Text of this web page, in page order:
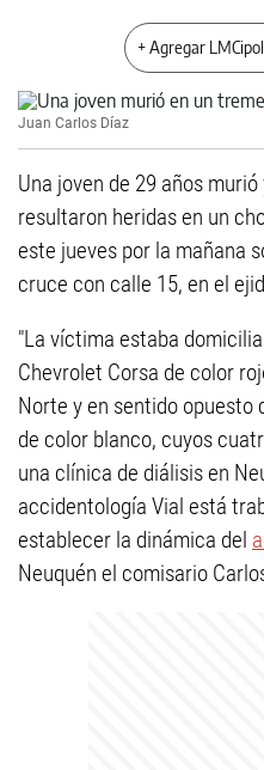
+ Agregar
Juan Carlos Díaz
Una joven de 29 años
resultaron heridas en un
este jueves por la mañana
cruce con calle 15, en el
"La víctima estaba
Chevrolet Corsa de color
Norte y en sentido opuesto
de color blanco, cuyos
una clínica de diálisis en
accidentología Vial está
establecer la dinámica del
Neuquén el comisario